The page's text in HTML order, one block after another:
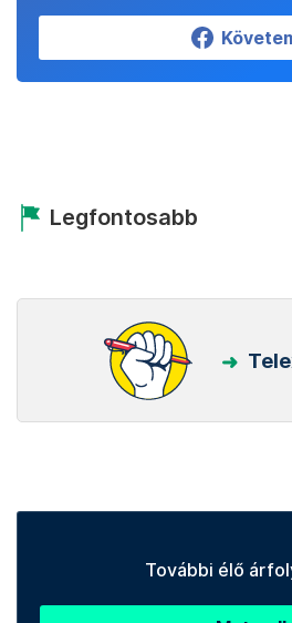
megbízható
Beállítom
Kövess minket